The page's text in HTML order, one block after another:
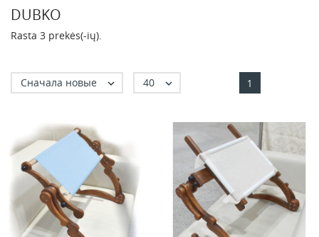
DUBKO
Rasta 3 prekės(-ių).
Сначала новые  40  1